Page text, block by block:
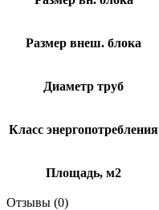
Размер внеш. блока
Диаметр труб
Класс энергопотребления
Площадь, м2
Отзывы (0)